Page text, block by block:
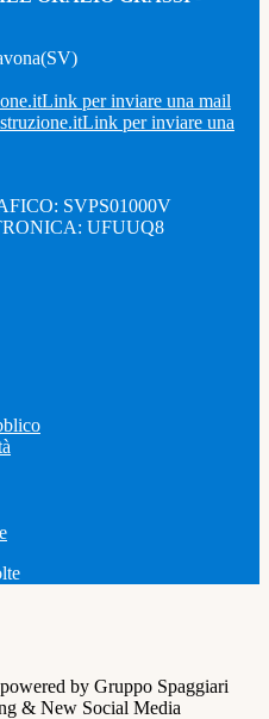
Link per inviare una mail
Link per inviare una
SVPS01000V
UFUUQ8
by Gruppo Spaggiari
& New Social Media